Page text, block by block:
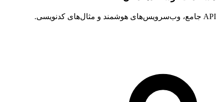
API جامع، وب‌سرویس‌های هوشمند و مثال‌های کدنویسی.